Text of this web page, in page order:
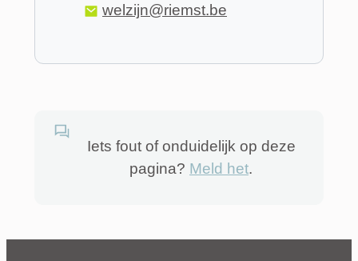
E-mail welzijn@riemst.be
Iets fout of onduidelijk op deze
pagina? Meld het.